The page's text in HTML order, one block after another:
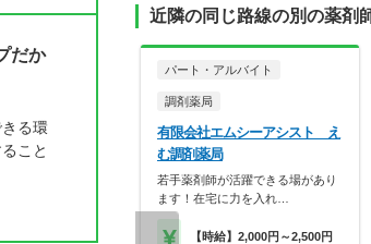
だか
る環
こと
近隣の同じ路線の別の薬剤
パート・アルバイト
調剤薬局
有限会社エムシーアシスト え
む調剤薬局
若手薬剤師が活躍できる場があり
ます！在宅に力を入れ…
【時給】2,000円～2,500円